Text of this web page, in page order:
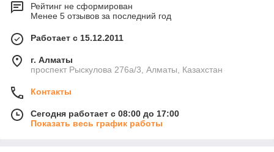
Рейтинг не сформирован
Менее 5 отзывов за последний год
Работает с 15.12.2011
г. Алматы
проспект Рыскулова 276а/3, Алматы, Казахстан
Контакты
Сегодня работает с 08:00 до 17:00
Показать весь график работы